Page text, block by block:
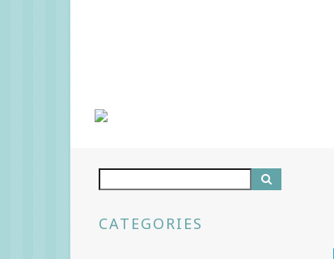
CATEGORIES